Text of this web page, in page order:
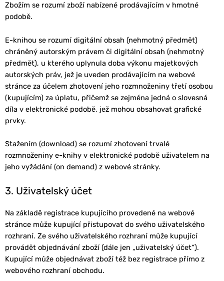
Zbožím se rozumí zboží nabízené prodávajícím v hmotné
podobě.
E-knihou se rozumí digitální obsah (nehmotný předmět)
chráněný autorským právem či digitální obsah (nehmotný
předmět), u kterého uplynula doba výkonu majetkových
autorských práv, jež je uveden prodávajícím na webové
stránce za účelem zhotovení jeho rozmnoženiny třetí osobou
(kupujícím) za úplatu, přičemž se zejména jedná o slovesná
díla v elektronické podobě, jež mohou obsahovat grafické
prvky.
Stažením (download) se rozumí zhotovení trvalé
rozmnoženiny e-knihy v elektronické podobě uživatelem na
jeho vyžádání (on demand) z webové stránky.
3. Uživatelský účet
Na základě registrace kupujícího provedené na webové
stránce může kupující přistupovat do svého uživatelského
rozhraní. Ze svého uživatelského rozhraní může kupující
provádět objednávání zboží (dále jen „uživatelský účet“).
Kupující může objednávat zboží též bez registrace přímo z
webového rozhraní obchodu.